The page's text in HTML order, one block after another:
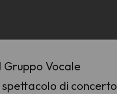
Gruppo Vocale
spettacolo di concerto